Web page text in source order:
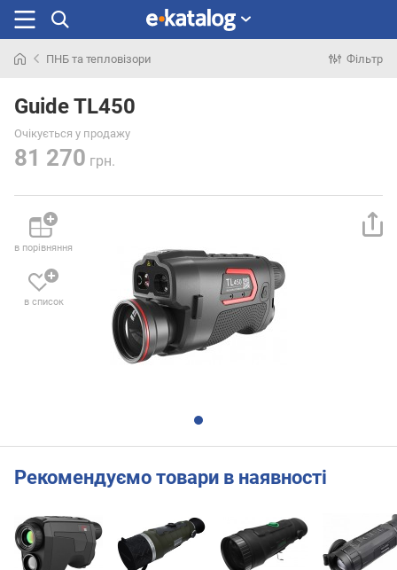
раніше
ПНБ та тепловізори Фільтр
Guide TL450
Очікується у продажу
81 270 грн.
в порівняння
в список
Рекомендуємо товари в наявності